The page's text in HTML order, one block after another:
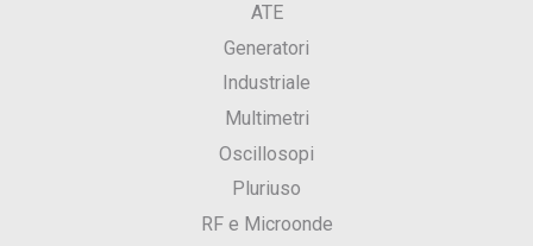
ATE
Generatori
Industriale
Multimetri
Oscillosopi
Pluriuso
RF e Microonde